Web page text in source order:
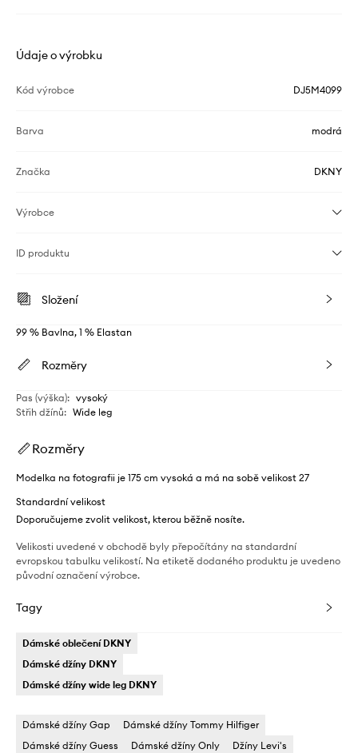
Údaje o výrobku
Kód výrobce DJ5M4099
Barva modrá
Značka DKNY
Výrobce
ID produktu
Složení
99 % Bavlna, 1 % Elastan
Rozměry
Pas (výška): vysoký
Střih džínů: Wide leg
Rozměry
Modelka na fotografii je 175 cm vysoká a má na sobě velikost 27
Standardní velikost
Doporučujeme zvolit velikost, kterou běžně nosíte.
Velikosti uvedené v obchodě byly přepočítány na standardní
evropskou tabulku velikostí. Na etiketě dodaného produktu je uvedeno
původní označení výrobce.
Tagy
Dámské oblečení DKNY
Dámské džíny DKNY
Dámské džíny wide leg DKNY
Dámské džíny Gap
Dámské džíny Tommy Hilfiger
Dámské džíny Guess
Dámské džíny Only Džíny Levi's